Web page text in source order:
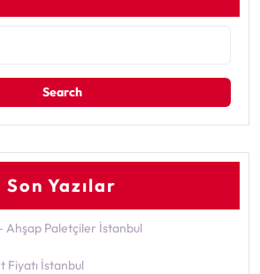
Son Yazılar
Ahşap Paletçiler İstanbul
Fiyatı İstanbul